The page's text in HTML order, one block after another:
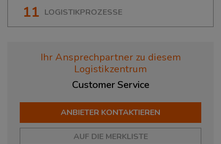
11 LOGISTIKPROZESSE
Ihr Ansprechpartner zu diesem
Logistikzentrum
Customer Service
ANBIETER KONTAKTIEREN
AUF DIE MERKLISTE